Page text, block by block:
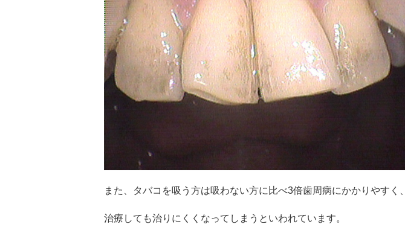
また、 タバコを吸う方は吸わない方に比べ3倍歯周病にかかりやすく、
治療しても治りにくくなってしまうといわれています。